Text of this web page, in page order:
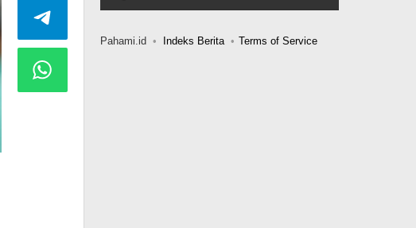
Pahami.id Indeks Berita Terms of Service